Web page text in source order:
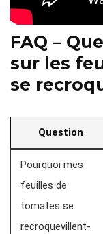
FAQ –
sur les
se
Question
Pourquoi mes
feuilles de
tomates se
recroquevillent-